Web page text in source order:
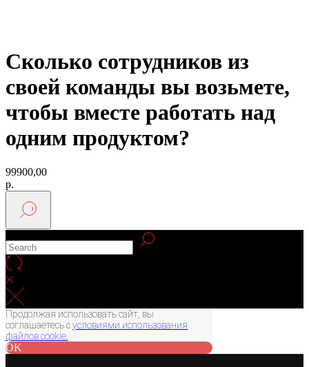
Сколько сотрудников из
своей команды вы возьмете,
чтобы вместе работать над
одним продуктом?
99900,00
р.
Продолжая использовать сайт, вы
соглашаетесь сусловиями использования
файлов cookie.
OK